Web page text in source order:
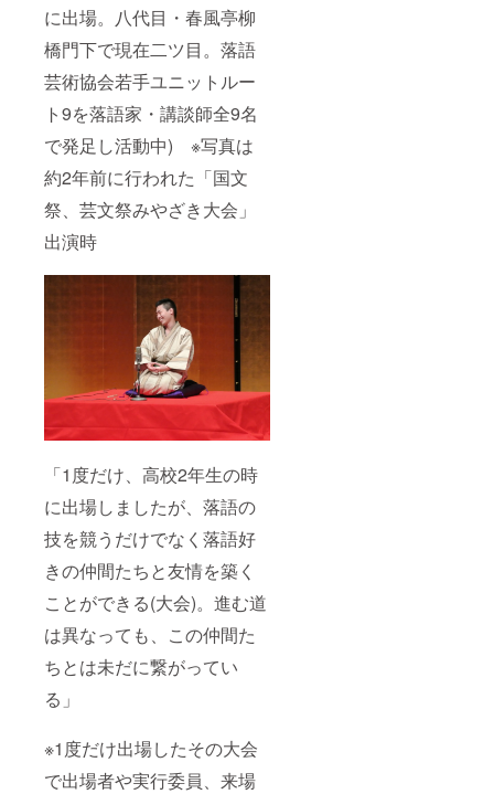
に出場。八代目・春風亭柳
橋門下で現在二ツ目。落語
芸術協会若手ユニットルー
ト9を落語家・講談師全9名
で発足し活動中) ※写真は
約2年前に行われた「国文
祭、芸文祭みやざき大会」
出演時
「1度だけ、高校2年生の時
に出場しましたが、落語の
技を競うだけでなく落語好
きの仲間たちと友情を築く
ことができる(大会)。進む道
は異なっても、この仲間た
ちとは未だに繋がってい
る」
※1度だけ出場したその大会
で出場者や実行委員、来場